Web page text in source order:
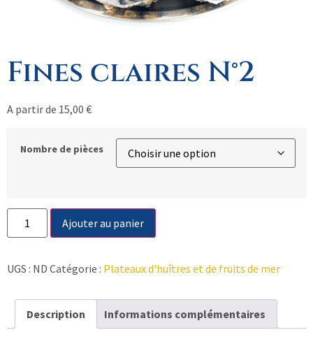
Fines claires N°2
A partir de 15,00 €
Nombre de pièces
Ajouter au panier
UGS : ND Catégorie : Plateaux d'huîtres et de fruits de mer
Description Informations complémentaires